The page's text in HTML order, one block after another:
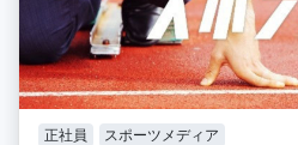
正社員 スポーツメディア